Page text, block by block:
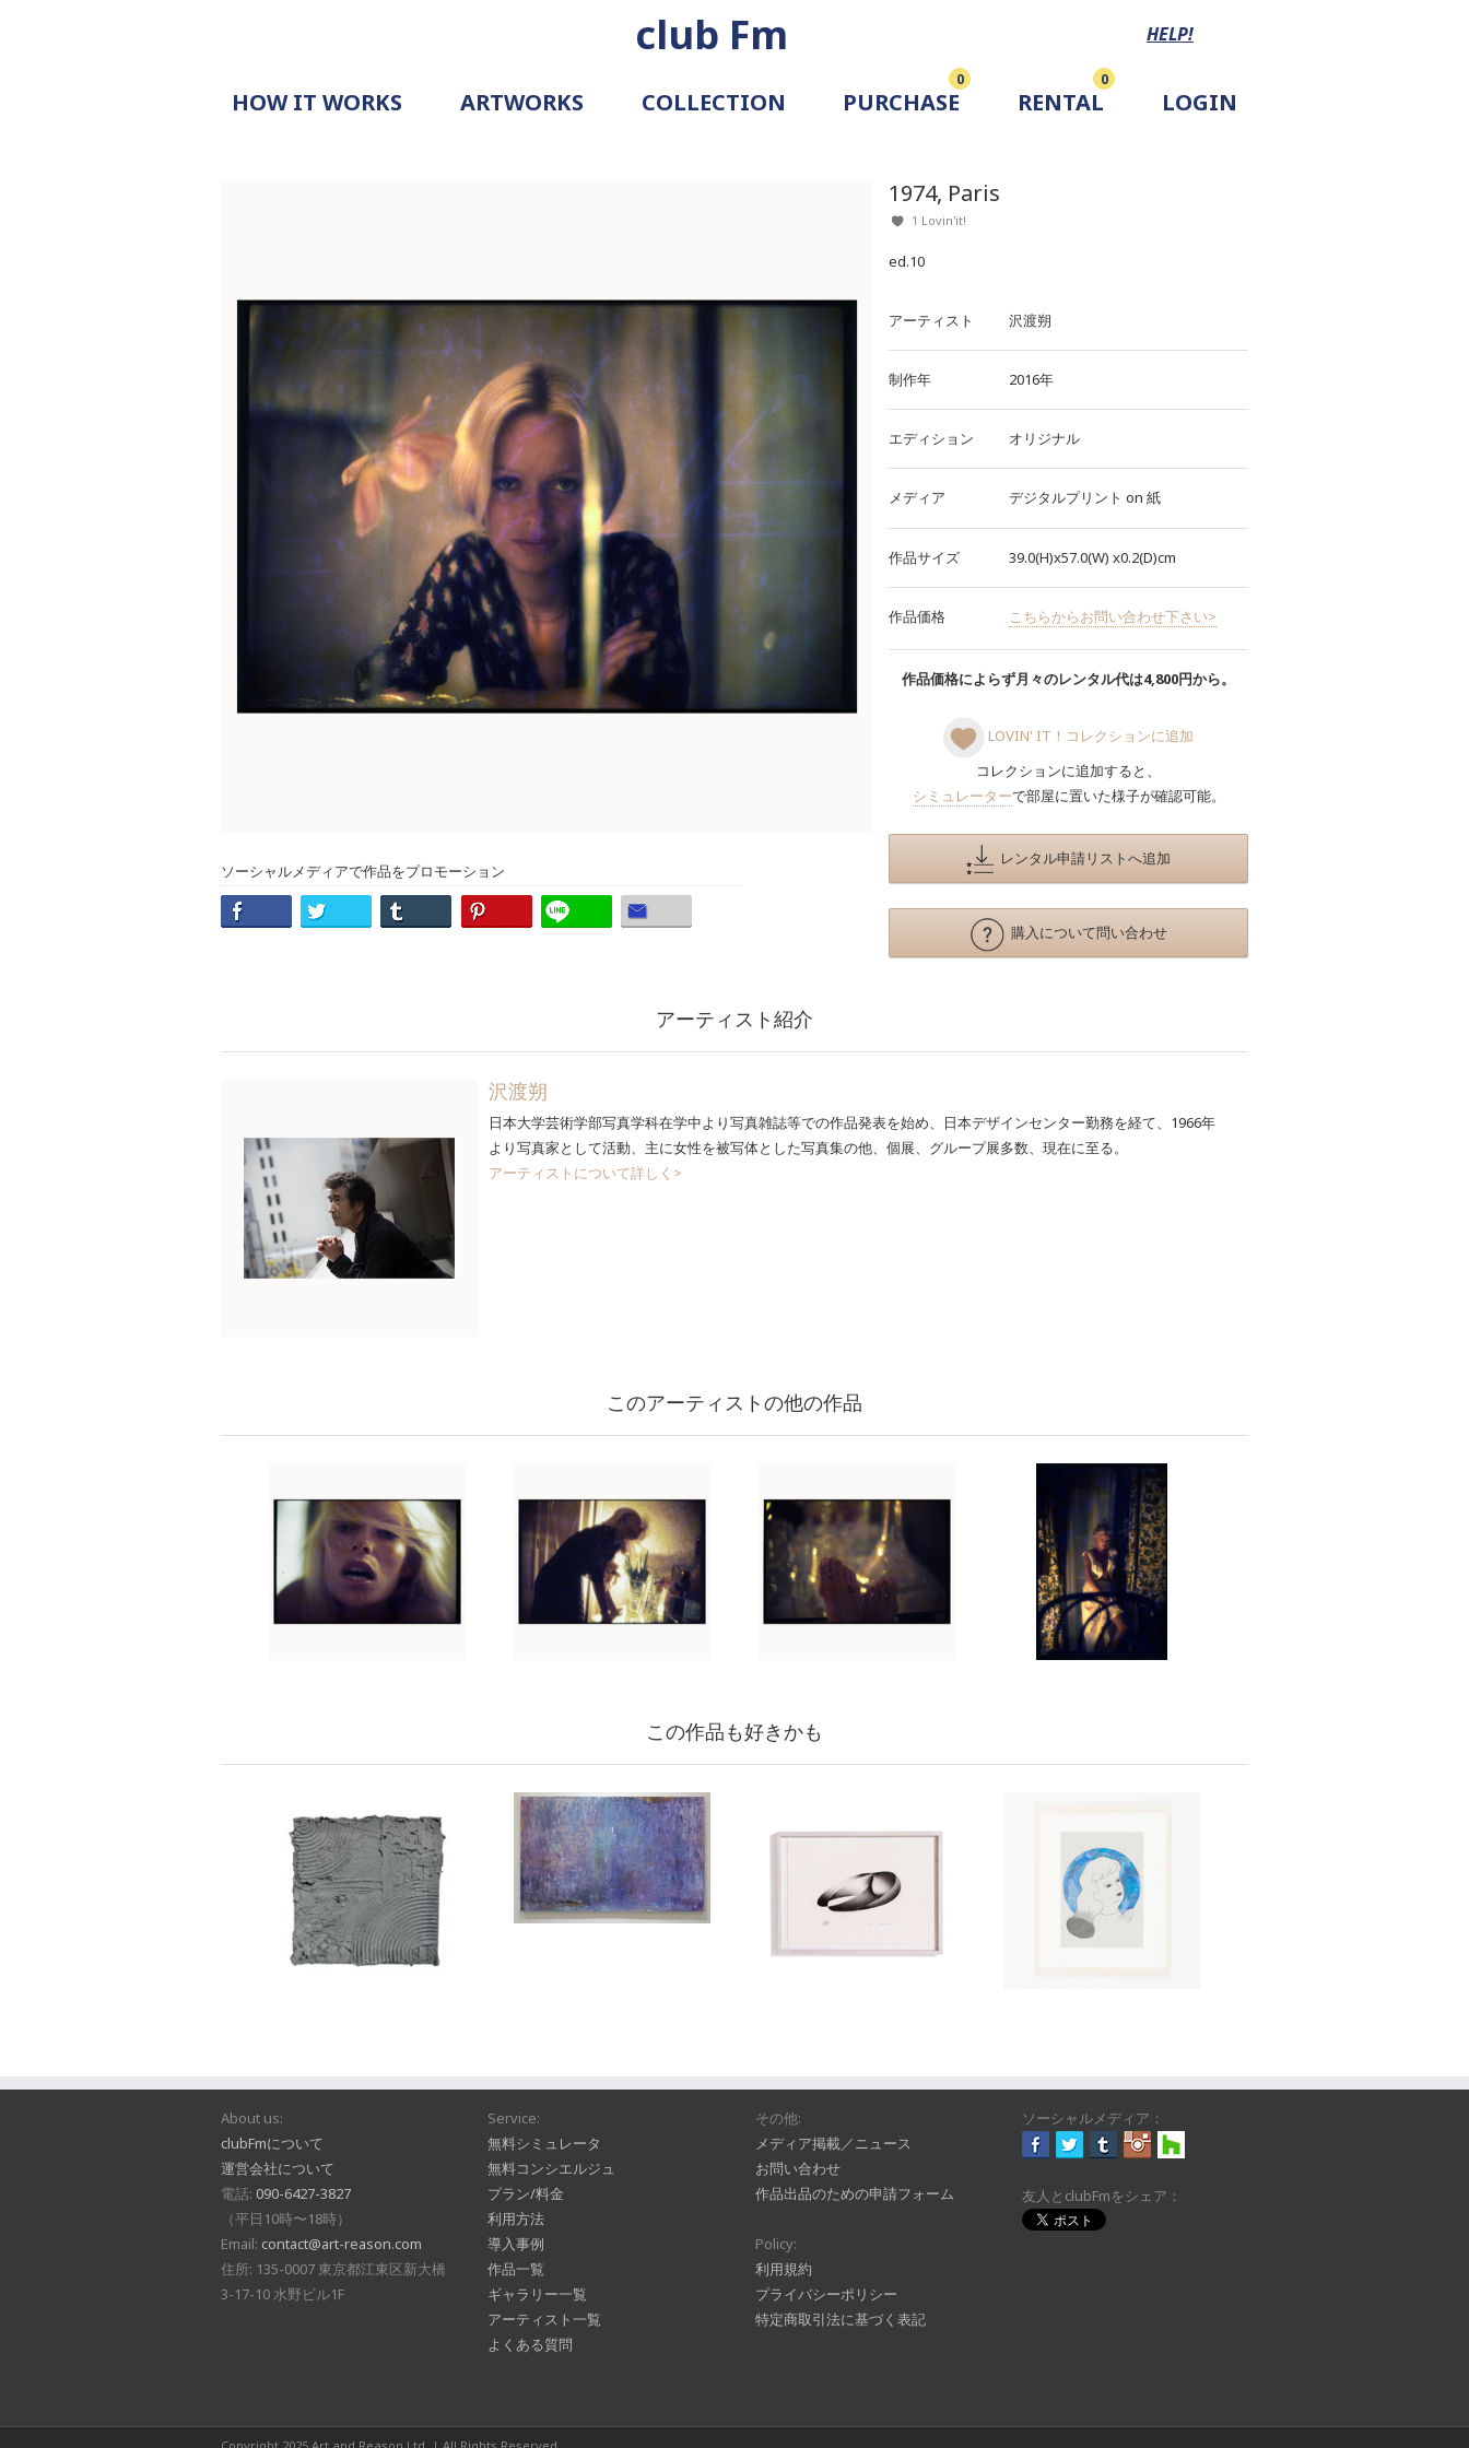
club Fm HELP!
HOW IT WORKS
DOCUMENT
REQUEST
ARTWORKS
COLLECTION
PURCHASE
0
RENTAL
0
LOGIN
ソーシャルメディアで作品をプロモーション
1974, Paris
1 Lovin'it!
ed.10
アーティスト 沢渡朔
制作年 2016年
エディション オリジナル
メディア デジタルプリント on 紙
作品サイズ 39.0(H)x57.0(W) x0.2(D)cm
作品価格 こちらからお問い合わせ下さい>
作品価格によらず月々のレンタル代は4,800円から。
LOVIN' IT！コレクションに追加
コレクションに追加すると、
シミュレーターで部屋に置いた様子が確認可能。
レンタル申請リストへ追加
購入について問い合わせ
アーティスト紹介
沢渡朔
日本大学芸術学部写真学科在学中より写真雑誌等での作品発表を始め、日本デザインセンター勤務を経て、1966年
より写真家として活動、主に女性を被写体とした写真集の他、個展、グループ展多数、現在に至る。
アーティストについて詳しく>
このアーティストの他の作品
この作品も好きかも
About us:
clubFmについて
運営会社について
電話: 090-6427-3827
（平日10時〜18時）
Email: contact@art-reason.com
住所: 135-0007 東京都江東区新大橋
3-17-10 水野ビル1F
Service:
無料シミュレータ
無料コンシエルジュ
プラン/料金
利用方法
導入事例
作品一覧
ギャラリー一覧
アーティスト一覧
よくある質問
その他:
メディア掲載／ニュース
お問い合わせ
作品出品のための申請フォーム
Policy:
利用規約
プライバシーポリシー
特定商取引法に基づく表記
ソーシャルメディア：
友人とclubFmをシェア：